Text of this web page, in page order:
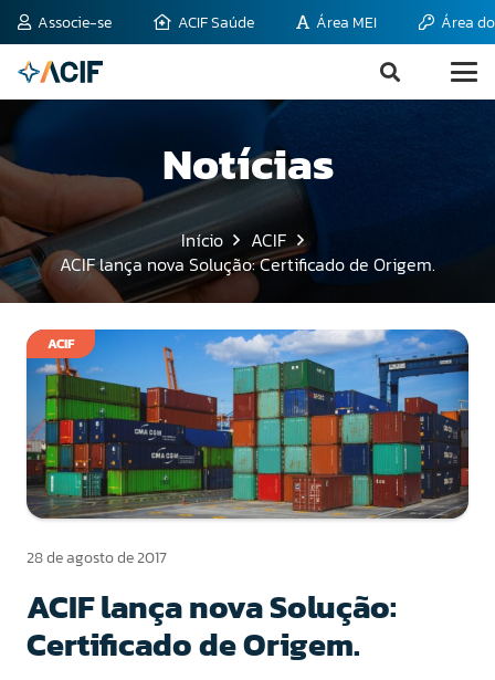
Associe-se ACIF Saúde Área MEI Área
Notícias
Início
ACIF
ACIF lança nova Solução: Certificado de Origem.
ACIF
28 de agosto de 2017
ACIF lança nova Solução:
Certificado de Origem.